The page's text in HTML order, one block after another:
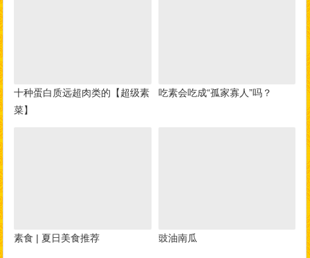
十种蛋白质远超肉类的【超级素
菜】
吃素会吃成“孤家寡人”吗？
素食 | 夏日美食推荐 豉油南瓜